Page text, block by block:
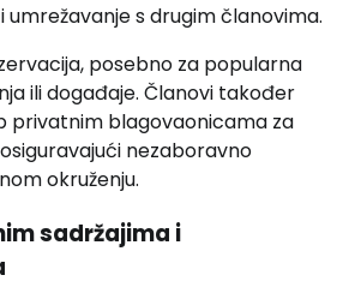
umrežavanje s drugim članovima.
posebno za popularna
ili događaje. Članovi također
privatnim blagovaonicama za
nezaboravno
okruženju.
sadržajima i